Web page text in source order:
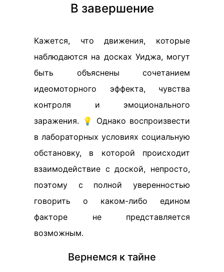
В завершение
Кажется, что движения, которые
наблюдаются на досках Уиджа, могут
быть объяснены сочетанием
идеомоторного эффекта, чувства
контроля и эмоционального
заражения. 💡 Однако воспроизвести
в лабораторных условиях социальную
обстановку, в которой происходит
взаимодействие с доской, непросто,
поэтому с полной уверенностью
говорить о каком-либо едином
факторе не представляется
возможным.
Вернемся к тайне